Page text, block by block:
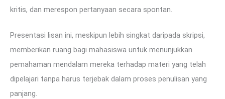
kritis, dan merespon pertanyaan secara spontan.
Presentasi lisan ini, meskipun lebih singkat daripada skripsi,
memberikan ruang bagi mahasiswa untuk menunjukkan
pemahaman mendalam mereka terhadap materi yang telah
dipelajari tanpa harus terjebak dalam proses penulisan yang
panjang.